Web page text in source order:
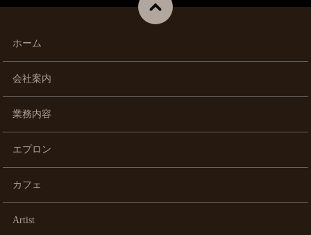
ホーム
会社案内
業務内容
エプロン
カフェ
Artist